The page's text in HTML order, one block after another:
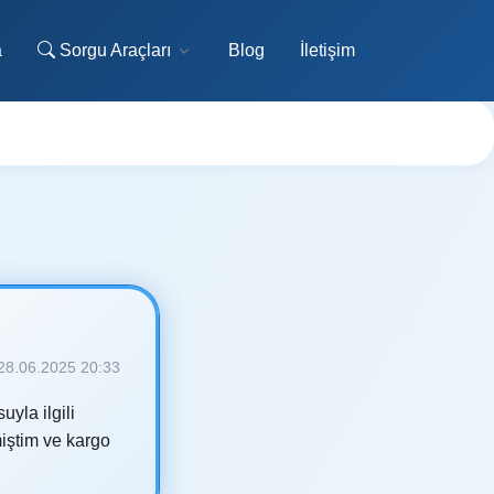
Sorgu Araçları Blog İletişim
20:33
ilgili
ve kargo